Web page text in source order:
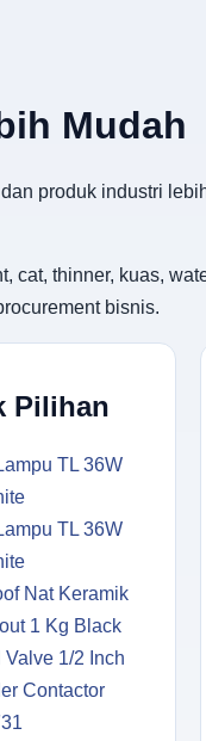
Mudah
produk industri
thinner, kuas,
bisnis.
Pilihan
TL 36W
TL 36W
Nat Keramik
1 Kg Black
Valve 1/2 Inch
Contactor